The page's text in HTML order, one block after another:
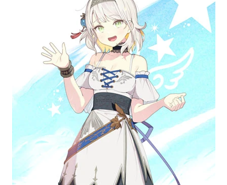
キャンペーン クラウドファンディング
コスプレ スポーツ
ソーシャルVR デジモノ バーチャルYouTuber
ボカロ メタバース レポート
仮想通貨/NFT 季節 映画 東京 東雲めぐ
演劇・舞台 特集企画 生成AI
音声（ボイス）